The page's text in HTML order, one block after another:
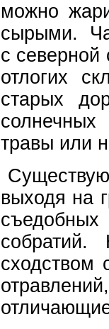
можно
сырыми.
с северной
отлогих
старых
травы или
выходя на
сходством